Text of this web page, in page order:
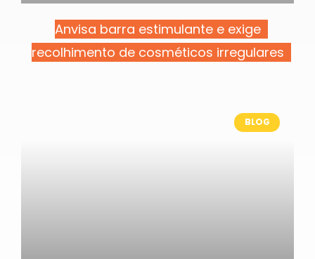
Anvisa barra estimulante e exige
recolhimento de cosméticos irregulares
BLOG